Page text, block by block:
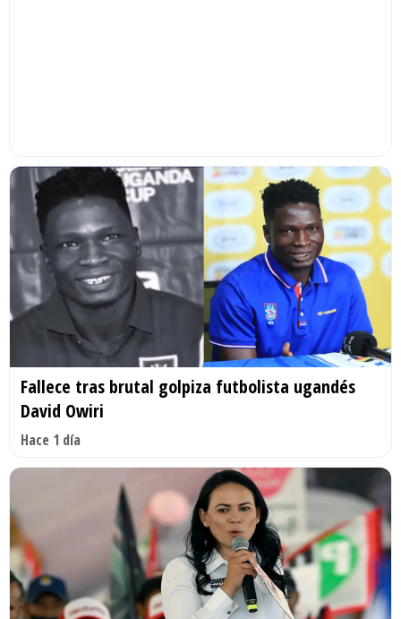
Fallece tras brutal golpiza futbolista ugandés
David Owiri
Hace 1 día